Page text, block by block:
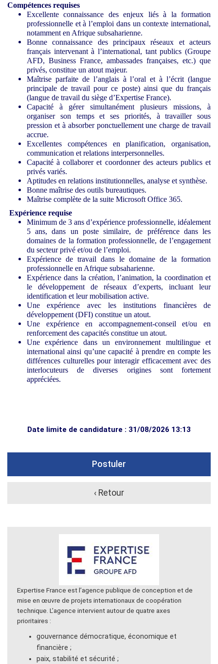
Compétences requises
Excellente connaissance des enjeux liés à la formation
professionnelle et à l’emploi dans un contexte international,
notamment en Afrique subsaharienne.
Bonne connaissance des principaux réseaux et acteurs
français intervenant à l’international, tant publics (Groupe
AFD, Business France, ambassades françaises, etc.) que
privés, constitue un atout majeur.
Maîtrise parfaite de l’anglais à l’oral et à l’écrit (langue
principale de travail pour ce poste) ainsi que du français
(langue de travail du siège d’Expertise France).
Capacité à gérer simultanément plusieurs missions, à
organiser son temps et ses priorités, à travailler sous
pression et à absorber ponctuellement une charge de travail
accrue.
Excellentes compétences en planification, organisation,
communication et relations interpersonnelles.
Capacité à collaborer et coordonner des acteurs publics et
privés variés.
Aptitudes en relations institutionnelles, analyse et synthèse.
Bonne maîtrise des outils bureautiques.
Maîtrise complète de la suite Microsoft Office 365.
Expérience requise
Minimum de 3 ans d’expérience professionnelle, idéalement
5 ans, dans un poste similaire, de préférence dans les
domaines de la formation professionnelle, de l’engagement
du secteur privé et/ou de l’emploi.
Expérience de travail dans le domaine de la formation
professionnelle en Afrique subsaharienne.
Expérience dans la création, l’animation, la coordination et
le développement de réseaux d’experts, incluant leur
identification et leur mobilisation active.
Une expérience avec les institutions financières de
développement (DFI) constitue un atout.
Une expérience en accompagnement-conseil et/ou en
renforcement des capacités constitue un atout.
Une expérience dans un environnement multilingue et
international ainsi qu’une capacité à prendre en compte les
différences culturelles pour interagir efficacement avec des
interlocuteurs de diverses origines sont fortement
appréciées.
Date limite de candidature : 31/08/2026 13:13
Postuler
‹ Retour
Expertise France est l’agence publique de conception et de
mise en œuvre de projets internationaux de coopération
technique. L’agence intervient autour de quatre axes
prioritaires :
gouvernance démocratique, économique et
financière ;
paix, stabilité et sécurité ;